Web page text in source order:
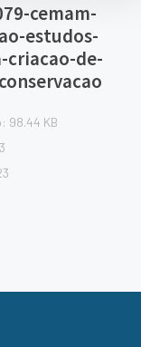
cemam-
estudos-
criacao-de-
98.44 KB